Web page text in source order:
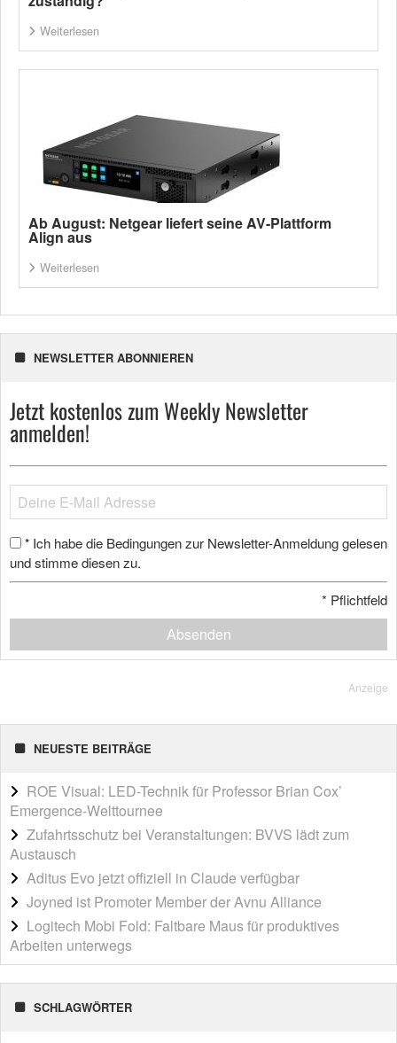
Weiterlesen
Ab August: Netgear liefert seine AV-Plattform
Align aus
Weiterlesen
NEWSLETTER ABONNIEREN
Jetzt kostenlos zum Weekly Newsletter
anmelden!
* Ich habe die Bedingungen zur Newsletter-Anmeldung gelesen
und stimme diesen zu.
* Pflichtfeld
Absenden
Anzeige
NEUESTE BEITRÄGE
ROE Visual: LED-Technik für Professor Brian Cox’
Emergence-Welttournee
Zufahrtsschutz bei Veranstaltungen: BVVS lädt zum
Austausch
Aditus Evo jetzt offiziell in Claude verfügbar
Joyned ist Promoter Member der Avnu Alliance
Logitech Mobi Fold: Faltbare Maus für produktives
Arbeiten unterwegs
SCHLAGWÖRTER